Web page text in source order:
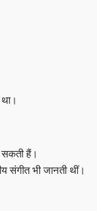
सकती हैं।
संगीत भी जानती थीं।